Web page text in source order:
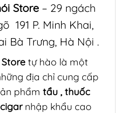
Store– 29 ngách
191 P. Minh Khai,
Bà Trưng, Hà Nội .
tự hào là một
địa chỉ cung cấp
phẩmtẩu ,thuốc
cigar nhập khẩu cao